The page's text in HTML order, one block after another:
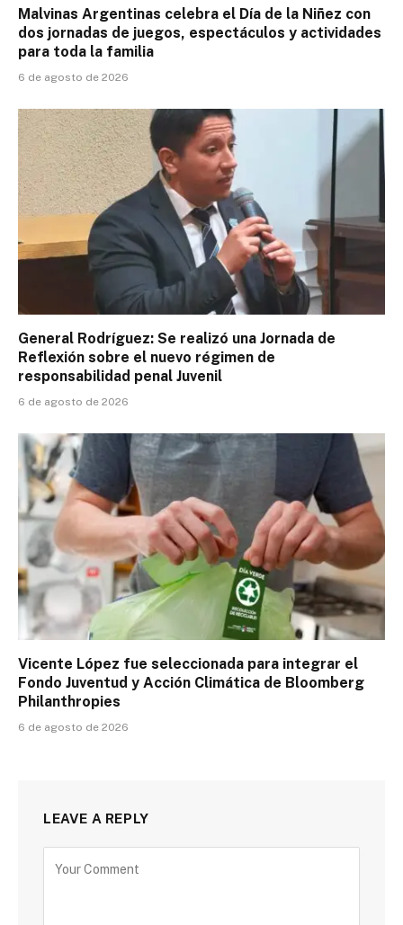
Malvinas Argentinas celebra el Día de la Niñez con
dos jornadas de juegos, espectáculos y actividades
para toda la familia
6 de agosto de 2026
General Rodríguez: Se realizó una Jornada de
Reflexión sobre el nuevo régimen de
responsabilidad penal Juvenil
6 de agosto de 2026
Vicente López fue seleccionada para integrar el
Fondo Juventud y Acción Climática de Bloomberg
Philanthropies
6 de agosto de 2026
LEAVE A REPLY